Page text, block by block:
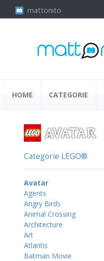
mattonito
HOME CATEGORIE
Categorie LEGO®
Avatar
Agents
Angry Birds
Animal Crossing
Architecture
Art
Atlantis
Batman Movie